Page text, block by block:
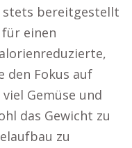
bereitgestellt
einen
den Fokus auf
Gemüse und
das Gewicht zu
zu